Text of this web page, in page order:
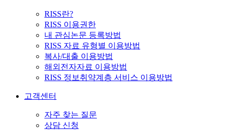
RISS란?
RISS 이용권한
내 관심논문 등록방법
RISS 자료 유형별 이용방법
복사/대출 이용방법
해외전자자료 이용방법
RISS 정보취약계층 서비스 이용방법
고객센터
자주 찾는 질문
상담 신청